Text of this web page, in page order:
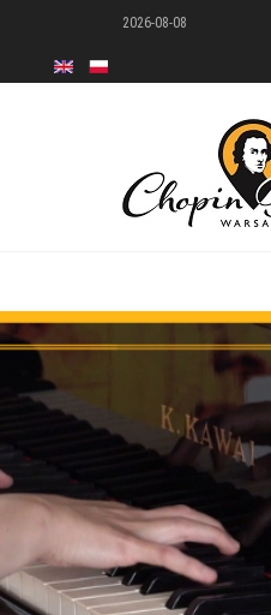
2026-08-08